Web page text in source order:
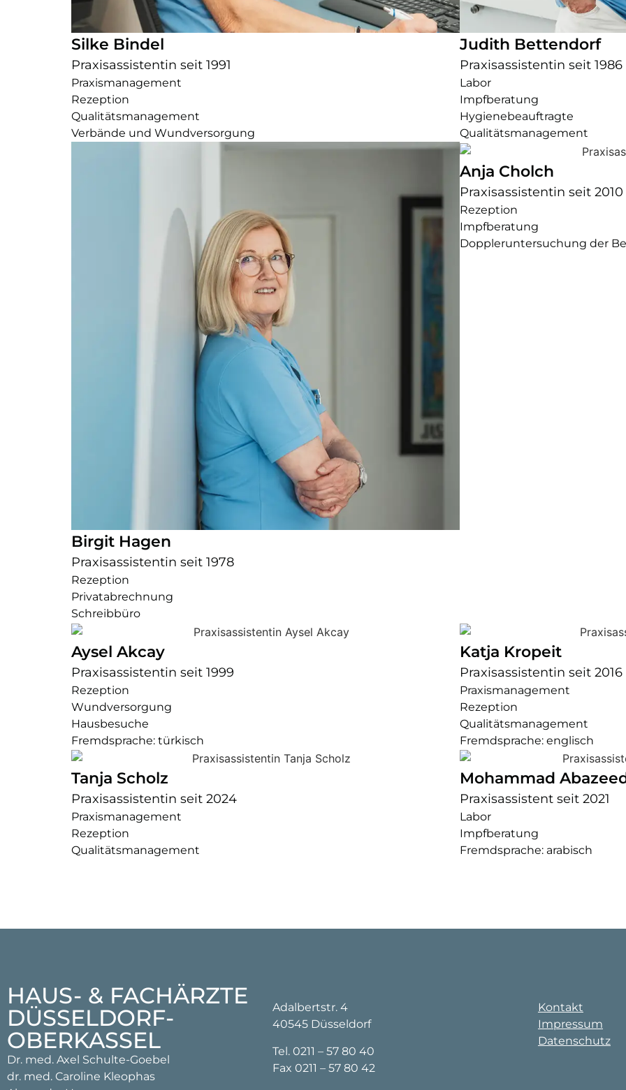
Silke Bindel
Praxisassistentin seit 1991
Praxismanagement
Rezeption
Qualitätsmanagement
Verbände und Wundversorgung
Judith Bettendorf
Praxisassistentin seit 1986
Labor
Impfberatung
Hygienebeauftragte
Qualitätsmanagement
Birgit Hagen
Praxisassistentin seit 1978
Rezeption
Privatabrechnung
Schreibbüro
Anja Cholch
Praxisassistentin seit 2010
Rezeption
Impfberatung
Doppleruntersuchung der
Aysel Akcay
Praxisassistentin seit 1999
Rezeption
Wundversorgung
Hausbesuche
Fremdsprache: türkisch
Katja Kropeit
Praxisassistentin seit 2016
Praxismanagement
Rezeption
Qualitätsmanagement
Fremdsprache: englisch
Tanja Scholz
Praxisassistentin seit 2024
Praxismanagement
Rezeption
Qualitätsmanagement
Mohammad
Praxisassistent seit 2021
Labor
Impfberatung
Fremdsprache: arabisch
HAUS- & FACHÄRZTE
DÜSSELDORF-
OBERKASSEL​
Dr. med. Axel Schulte-Goebel
dr. med. Caroline Kleophas
Adalbertstr. 4
40545 Düsseldorf
Tel. 0211 – 57 80 40
Fax 0211 – 57 80 42
Kontakt
Impressum
Datenschutz